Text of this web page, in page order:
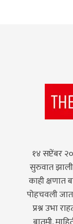
१४ सप्टेंबर
सुरुवात
काही क्षणात
पोहचवली
प्रश्न उभा